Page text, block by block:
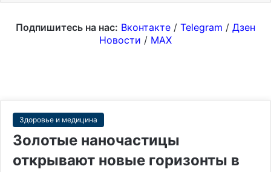
Подпишитесь на нас: Вконтакте / Telegram / Дзен
Новости / MAX